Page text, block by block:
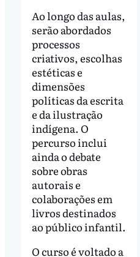
Ao longo das aulas,
serão abordados
processos
criativos, escolhas
estéticas e
dimensões
políticas da escrita
e da ilustração
indígena. O
percurso inclui
ainda o debate
sobre obras
autorais e
colaborações em
livros destinados
ao público infantil.
O curso é voltado a